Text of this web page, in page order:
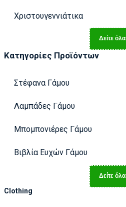
Χριστουγεννιάτικα
Δείτε όλα
Κατηγορίες Προϊόντων
Στέφανα Γάμου
Λαμπάδες Γάμου
Μπομπονιέρες Γάμου
Βιβλία Ευχών Γάμου
Δείτε όλα
Clothing